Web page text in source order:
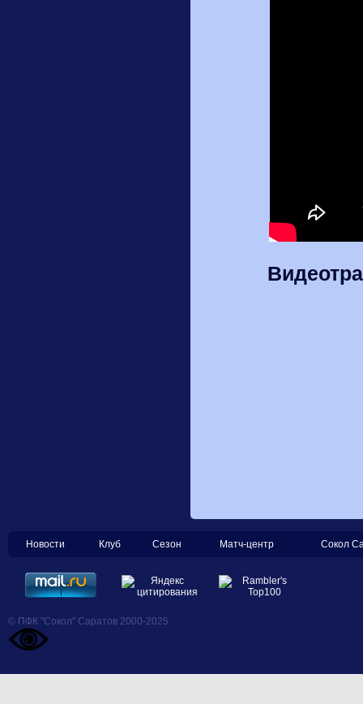
Новости Клуб Сезон Матч-центр Сокол
© ПФК "Сокол" Саратов 2000-2025